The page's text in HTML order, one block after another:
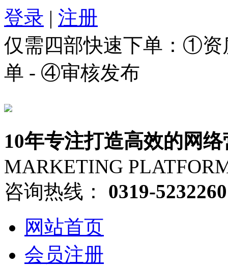
登录 | 注册
仅需四部快速下单：①
单 - ④审核发布
10年专注打造高效的网
MARKETING
咨询热线：
0319-5232260
网站首页
会员注册